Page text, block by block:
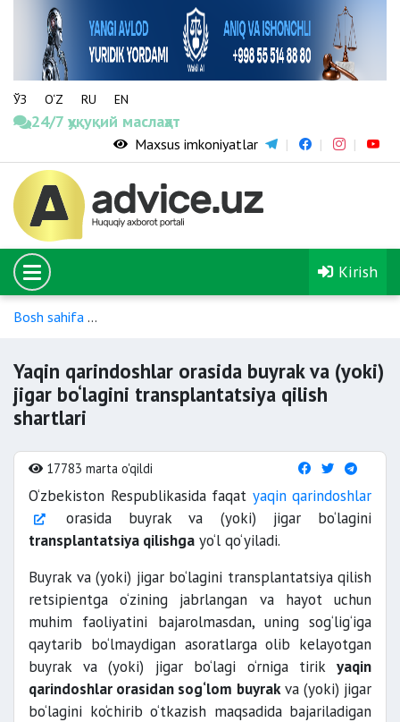
ЎЗ O‘Z RU EN
24/7 ҳуқуқий маслаҳат
Maxsus imkoniyatlar
Kirish
Bosh sahifa
Yaqin qarindoshlar orasida buyrak va (yoki)
jigar bo‘lagini transplantatsiya qilish
shartlari
17783 marta o'qildi
O‘zbekiston Respublikasida faqat yaqin qarindoshlar
orasida buyrak va (yoki) jigar bo‘lagini
transplantatsiya qilishga yo‘l qo‘yiladi.
Buyrak va (yoki) jigar bo‘lagini transplantatsiya qilish
retsipientga o‘zining jabrlangan va hayot uchun
muhim faoliyatini bajarolmasdan, uning sog‘lig‘iga
qaytarib bo‘lmaydigan asoratlarga olib kelayotgan
buyrak va (yoki) jigar bo‘lagi o‘rniga tirik yaqin
qarindoshlar orasidan sog‘lom buyrakva (yoki) jigar
bo‘lagini ko‘chirib o‘tkazish maqsadida bajariladigan